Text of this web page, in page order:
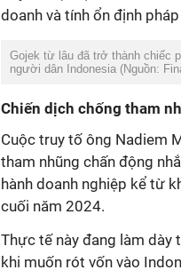
doanh và tính ổn định
Gojek từ lâu đã trở thành chiếc
người dân Indonesia (Nguồn:
Chiến dịch chống tham
Cuộc truy tố ông Nadiem
tham nhũng chấn động
hành doanh nghiệp kể từ
cuối năm 2024.
Thực tế này đang làm dày
khi muốn rót vốn vào